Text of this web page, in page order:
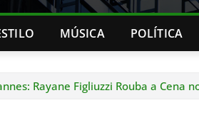
MÚSICA POLÍTICA
Rayane Figliuzzi Rouba a Cena